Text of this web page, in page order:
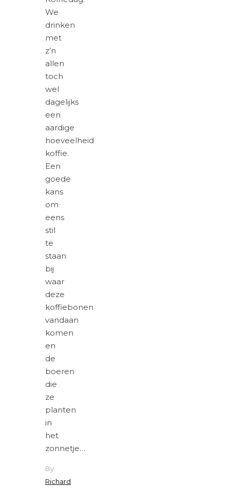
We
drinken
met
z’n
allen
toch
wel
dagelijks
een
aardige
hoeveelheid
koffie.
Een
goede
kans
om
eens
stil
te
staan
bij
waar
deze
koffiebonen
vandaan
komen
en
de
boeren
die
ze
planten
in
het
zonnetje…
By
Richard